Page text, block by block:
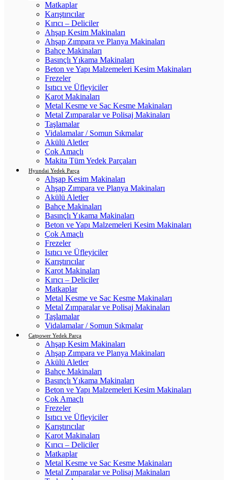
Matkaplar
Karıştırıcılar
Kırıcı – Deliciler
Ahşap Kesim Makinaları
Ahşap Zımpara ve Planya Makinaları
Bahçe Makinaları
Basınçlı Yıkama Makinaları
Beton ve Yapı Malzemeleri Kesim Makinaları
Frezeler
Isıtıcı ve Üfleyiciler
Karot Makinaları
Metal Kesme ve Sac Kesme Makinaları
Metal Zımparalar ve Polisaj Makinaları
Taşlamalar
Vidalamalar / Somun Sıkmalar
Akülü Aletler
Çok Amaçlı
Makita Tüm Yedek Parçaları
Hyundai Yedek Parça
Ahşap Kesim Makinaları
Ahşap Zımpara ve Planya Makinaları
Akülü Aletler
Bahçe Makinaları
Basınçlı Yıkama Makinaları
Beton ve Yapı Malzemeleri Kesim Makinaları
Çok Amaçlı
Frezeler
Isıtıcı ve Üfleyiciler
Karıştırıcılar
Karot Makinaları
Kırıcı – Deliciler
Matkaplar
Metal Kesme ve Sac Kesme Makinaları
Metal Zımparalar ve Polisaj Makinaları
Taşlamalar
Vidalamalar / Somun Sıkmalar
Catpower Yedek Parça
Ahşap Kesim Makinaları
Ahşap Zımpara ve Planya Makinaları
Akülü Aletler
Bahçe Makinaları
Basınçlı Yıkama Makinaları
Beton ve Yapı Malzemeleri Kesim Makinaları
Çok Amaçlı
Frezeler
Isıtıcı ve Üfleyiciler
Karıştırıcılar
Karot Makinaları
Kırıcı – Deliciler
Matkaplar
Metal Kesme ve Sac Kesme Makinaları
Metal Zımparalar ve Polisaj Makinaları